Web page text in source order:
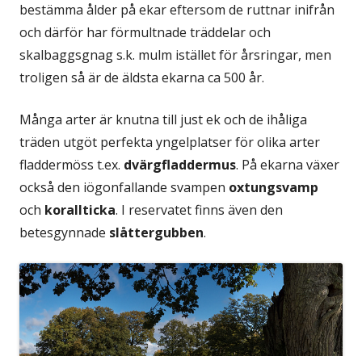
bestämma ålder på ekar eftersom de ruttnar inifrån
och därför har förmultnade träddelar och
skalbaggsgnag s.k. mulm istället för årsringar, men
troligen så är de äldsta ekarna ca 500 år.
Många arter är knutna till just ek och de ihåliga
träden utgöt perfekta yngelplatser för olika arter
fladdermöss t.ex. dvärgfladdermus. På ekarna växer
också den iögonfallande svampen oxtungsvamp
och korallticka. I reservatet finns även den
betesgynnade slåttergubben.